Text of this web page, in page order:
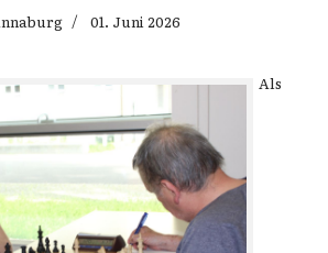
versuch herauszufinden, weshalb
01. Juni 2026
Als